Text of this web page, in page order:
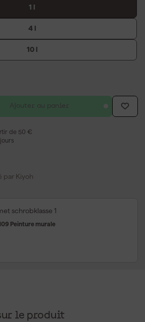
1 l
4 l
10 l
Ajouter au panier
de 50 €
par Kiyoh
schrobklasse 1
Peinture murale
le produit